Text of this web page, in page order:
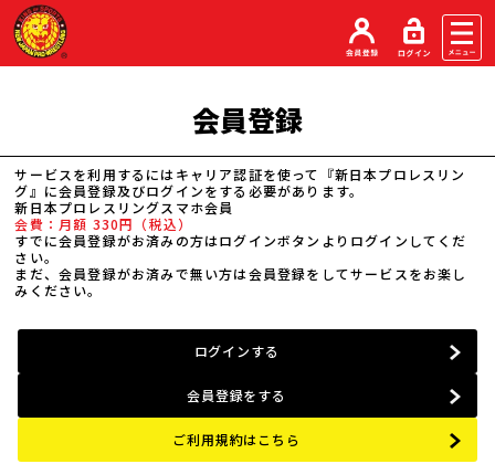
会員登録
サービスを利用するにはキャリア認証を使って『新日本プロレスリン
グ』に会員登録及びログインをする必要があります。
新日本プロレスリングスマホ会員
会費：月額 330円（税込）
すでに会員登録がお済みの方はログインボタンよりログインしてくだ
さい。
まだ、会員登録がお済みで無い方は会員登録をしてサービスをお楽し
みください。
ログインする
会員登録をする
ご利用規約はこちら